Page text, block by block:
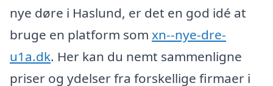
nye døre i Haslund, er det en god idé at
bruge en platform som xn--nye-dre-
u1a.dk. Her kan du nemt sammenligne
priser og ydelser fra forskellige firmaer i